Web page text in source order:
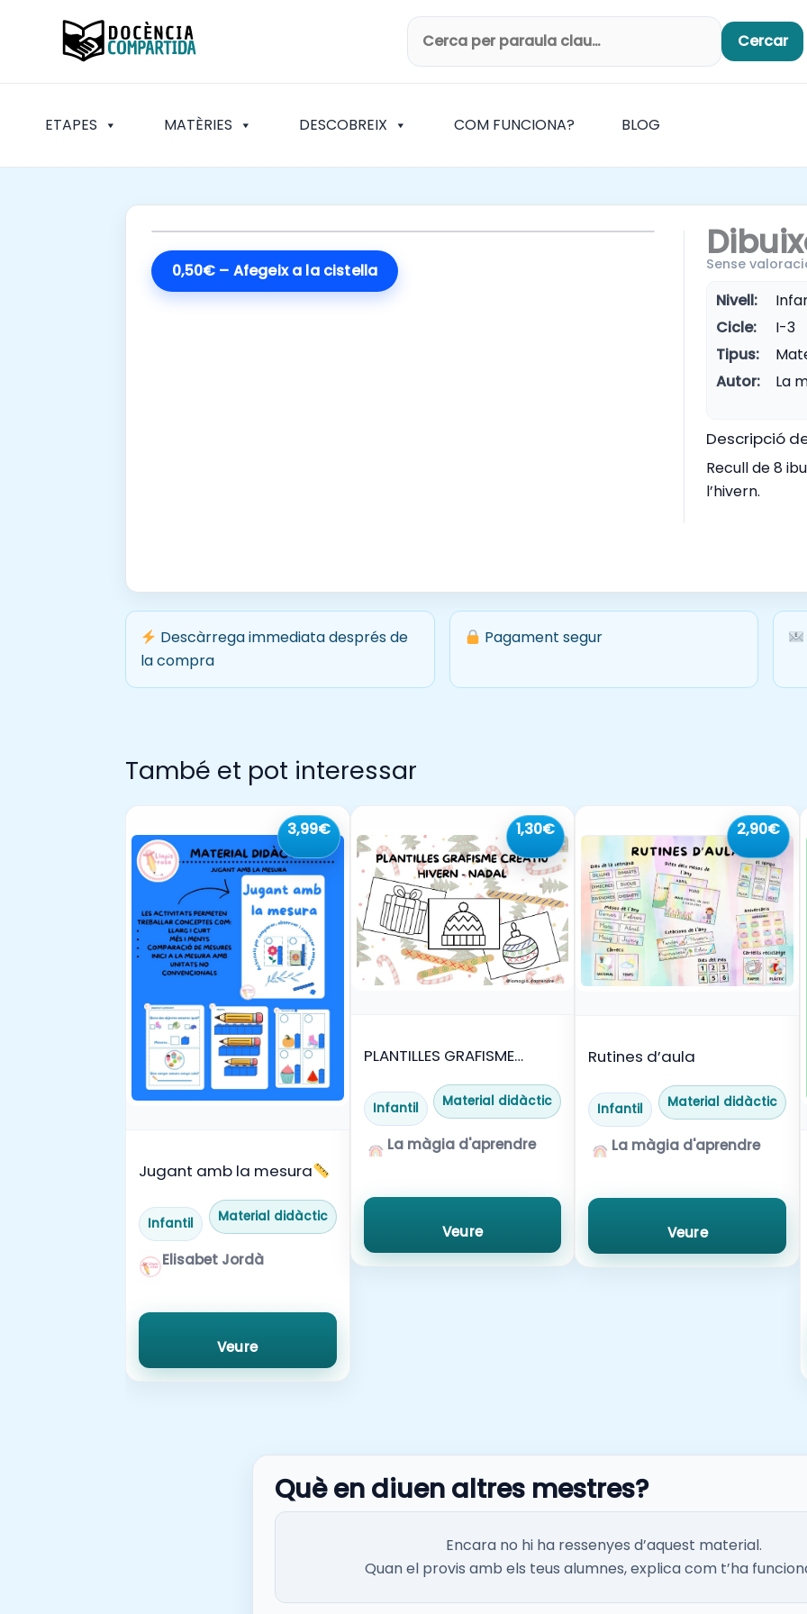
contingut
Cerca productes
Cercar
ETAPES MATÈRIES DESCOBREIX COM FUNCIONA? BLOG
0,50€ – Afegeix a la cistella Sense
Nivell:
Cicle:
I-3
Tipus:
Autor:
La
Descripció
Recull de 8
l’hivern.
Descàrrega immediata després de
la compra
Pagament segur
També et pot interessar
3,99€
Jugant amb la mesura
Infantil Material didàctic
Elisabet Jordà
Veure
1,30€
PLANTILLES GRAFISME
Infantil Material didàctic
La màgia d'aprendre
Veure
2,90€
Rutines d’aula
Infantil Material didàctic
La màgia d'aprendre
Veure
Què en diuen altres mestres?
Encara no hi ha ressenyes d’aquest material.
Quan el provis amb els teus alumnes, explica com t’ha